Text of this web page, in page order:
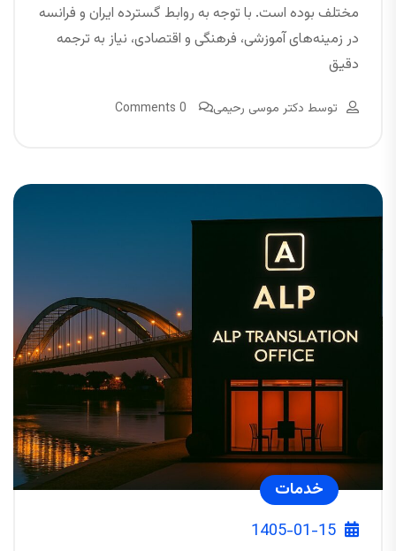
مختلف بوده است. با توجه به روابط گسترده ایران و فرانسه
در زمینه‌های آموزشی، فرهنگی و اقتصادی، نیاز به ترجمه
دقیق
توسط دکتر موسی رحیمی 0 Comments
خدمات
1405-01-15